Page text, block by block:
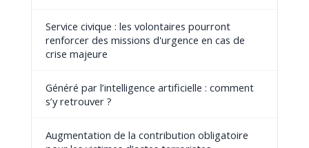
Service civique : les volontaires pourront
renforcer des missions d'urgence en cas de
crise majeure
Généré par l’intelligence artificielle : comment
s’y retrouver ?
Augmentation de la contribution obligatoire